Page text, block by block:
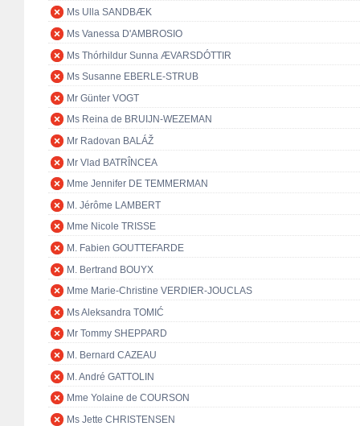
Ms Ulla SANDBÆK
Ms Vanessa D'AMBROSIO
Ms Thórhildur Sunna ÆVARSDÓTTIR
Ms Susanne EBERLE-STRUB
Mr Günter VOGT
Ms Reina de BRUIJN-WEZEMAN
Mr Radovan BALÁŽ
Mr Vlad BATRÎNCEA
Mme Jennifer DE TEMMERMAN
M. Jérôme LAMBERT
Mme Nicole TRISSE
M. Fabien GOUTTEFARDE
M. Bertrand BOUYX
Mme Marie-Christine VERDIER-JOUCLAS
Ms Aleksandra TOMIĆ
Mr Tommy SHEPPARD
M. Bernard CAZEAU
M. André GATTOLIN
Mme Yolaine de COURSON
Ms Jette CHRISTENSEN